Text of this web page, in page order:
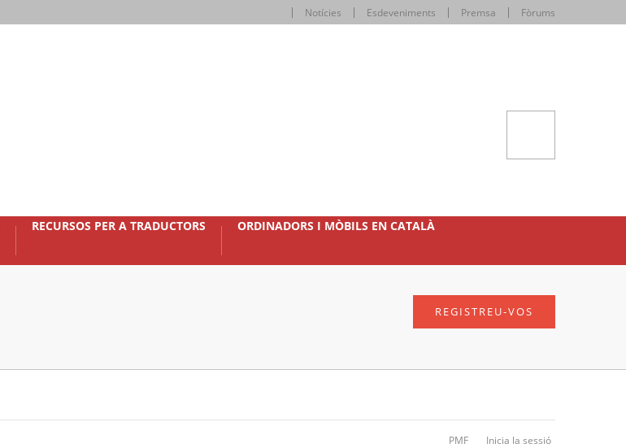
Notícies Esdeveniments Premsa Fòrums
RECURSOS PER A TRADUCTORS ORDINADORS I MÒBILS EN CATALÀ
REGISTREU-VOS
PMF Inicia la sessió